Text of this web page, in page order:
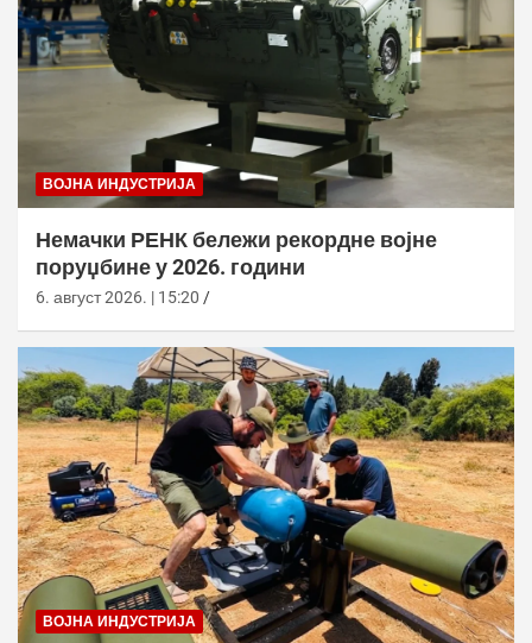
ВОЈНА ИНДУСТРИЈА
Немачки РЕНК бележи рекордне војне
поруџбине у 2026. години
6. август 2026. | 15:20
ВОЈНА ИНДУСТРИЈА